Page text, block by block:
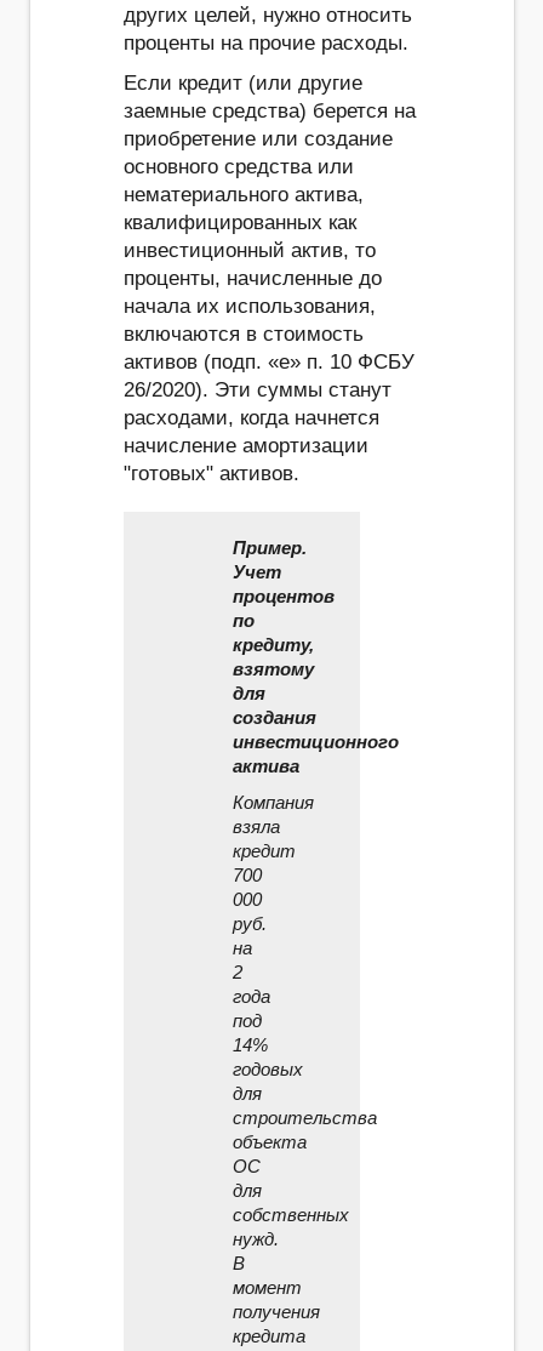
других целей, нужно относить
проценты на прочие расходы.
Если кредит (или другие
заемные средства) берется на
приобретение или создание
основного средства или
нематериального актива,
квалифицированных как
инвестиционный актив, то
проценты, начисленные до
начала их использования,
включаются в стоимость
активов (подп. «е» п. 10 ФСБУ
26/2020). Эти суммы станут
расходами, когда начнется
начисление амортизации
"готовых" активов.
Пример.
Учет
процентов
по
кредиту,
взятому
для
создания
инвестиционного
актива
Компания
взяла
кредит
700
000
руб.
на
2
года
под
14%
годовых
для
строительства
объекта
ОС
для
собственных
нужд.
В
момент
получения
кредита